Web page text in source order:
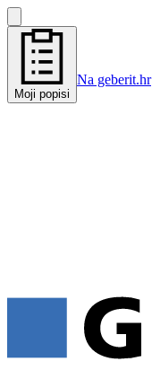
Moji popisi
Na geberit.hr